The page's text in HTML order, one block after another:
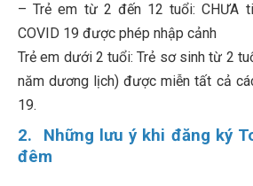
– Trẻ em từ 2 đến 12 tuổi: CHƯA
COVID 19 được phép nhập cảnh
Trẻ em dưới 2 tuổi: Trẻ sơ sinh từ 2
năm dương lịch) được miễn tất cả
19.
2. Những lưu ý khi đăng ký
đêm